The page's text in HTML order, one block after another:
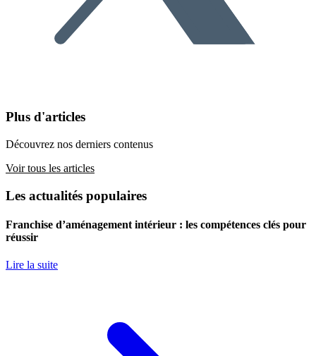
Plus d'articles
Découvrez nos derniers contenus
Voir tous les articles
Les actualités populaires
Franchise d’aménagement intérieur : les compétences clés pour
réussir
Lire la suite